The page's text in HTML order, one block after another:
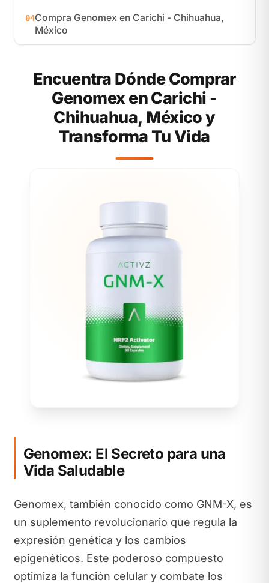
04Compra Genomex en Carichi - Chihuahua,
México
Encuentra Dónde Comprar
Genomex en Carichi -
Chihuahua, México y
Transforma Tu Vida
Genomex: El Secreto para una
Vida Saludable
Genomex, también conocido como GNM-X, es
un suplemento revolucionario que regula la
expresión genética y los cambios
epigenéticos. Este poderoso compuesto
optimiza la función celular y combate los